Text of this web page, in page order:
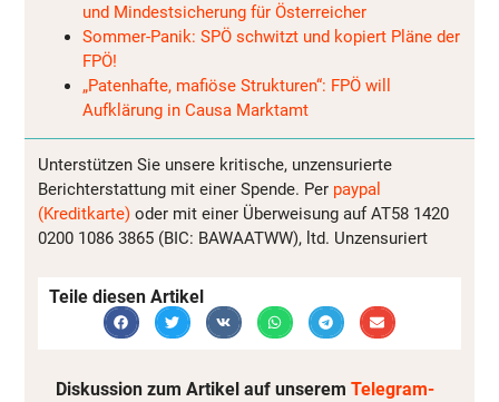
und Mindestsicherung für Österreicher
Sommer-Panik: SPÖ schwitzt und kopiert Pläne der
FPÖ!
„Patenhafte, mafiöse Strukturen“: FPÖ will
Aufklärung in Causa Marktamt
Unterstützen Sie unsere kritische, unzensurierte
Berichterstattung mit einer Spende. Per paypal
(Kreditkarte) oder mit einer Überweisung auf AT58 1420
0200 1086 3865 (BIC: BAWAATWW), ltd. Unzensuriert
Teile diesen Artikel
Diskussion zum Artikel auf unserem Telegram-